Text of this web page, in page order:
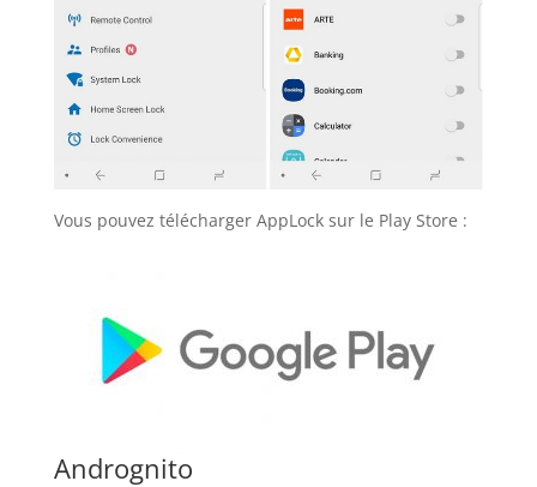
Vous pouvez télécharger AppLock sur le Play Store :
Andrognito